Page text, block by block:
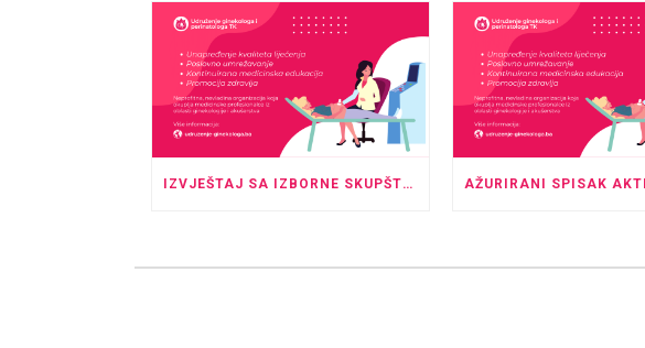
IZVJEŠTAJ SA IZBORNE SKUPŠTINE UGPTK, KOJA JE ODRŽANA U PROSTORU HOTELA “ROYAL” TUZLA SA POČETKOM U 20:00 SATI.